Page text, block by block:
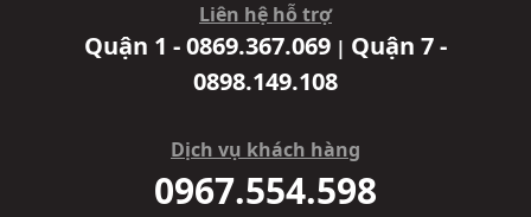
Liên hệ hỗ trợ
Quận 1 - 0869.367.069 | Quận 7 -
0898.149.108
Dịch vụ khách hàng
0967.554.598